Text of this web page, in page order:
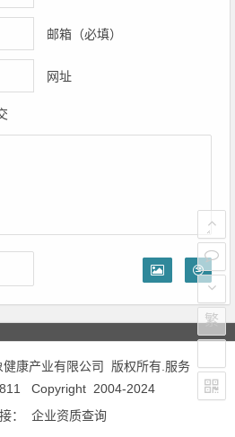
邮箱（必填）
网址
健康产业有限公司 版权所有.服务
Copyright 2004-2024
： 企业资质查询
繁